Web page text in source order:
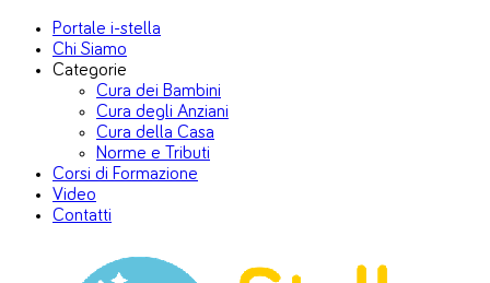
Portale i-stella
Chi Siamo
Categorie
Cura dei Bambini
Cura degli Anziani
Cura della Casa
Norme e Tributi
Corsi di Formazione
Video
Contatti